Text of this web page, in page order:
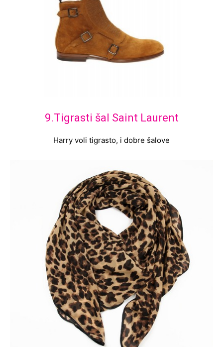
9.Tigrasti šal Saint Laurent
Harry voli tigrasto, i dobre šalove